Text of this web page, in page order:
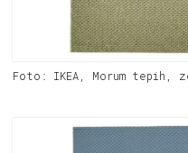
Foto: IKEA, Morum tepih,